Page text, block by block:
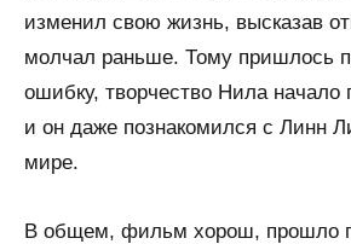
изменил свою жизнь, высказав
молчал раньше. Тому пришлось
ошибку, творчество Нила начало
и он даже познакомился с Линн
мире.
В общем, фильм хорош, прошло